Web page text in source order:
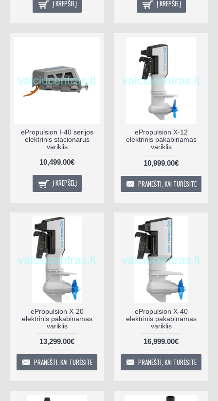
Į KREPŠELĮ Į KREPŠELĮ
ePropulsion I-40 serijos
elektrinis stacionarus
variklis
10,499.00€
Į KREPŠELĮ
ePropulsion X-12
elektrinis pakabinamas
variklis
10,999.00€
PRANEŠTI, KAI TURĖSITE
ePropulsion X-20
elektrinis pakabinamas
variklis
13,299.00€
PRANEŠTI, KAI TURĖSITE
ePropulsion X-40
elektrinis pakabinamas
variklis
16,999.00€
PRANEŠTI, KAI TURĖSITE